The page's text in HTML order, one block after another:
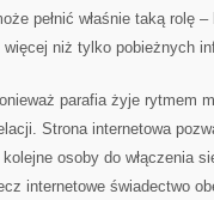
pełnić właśnie taką rolę –
niż tylko pobieżnych
parafia żyje rytmem
Strona internetowa
osoby do włączenia
internetowe świadectwo